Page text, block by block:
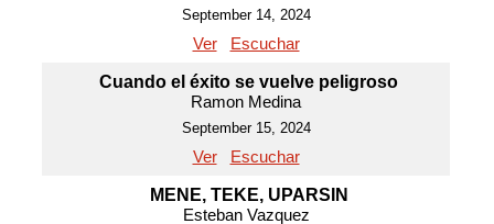
September 14, 2024
Ver Escuchar
Cuando el éxito se vuelve peligroso
Ramon Medina
September 15, 2024
Ver Escuchar
MENE, TEKE, UPARSIN
Esteban Vazquez